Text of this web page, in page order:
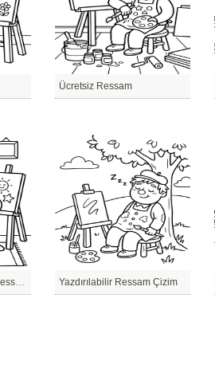
Ücretsiz Ressam
Ücretsiz Yazdırılabilir Ressam Yazdırılabilir Ressam Çizim